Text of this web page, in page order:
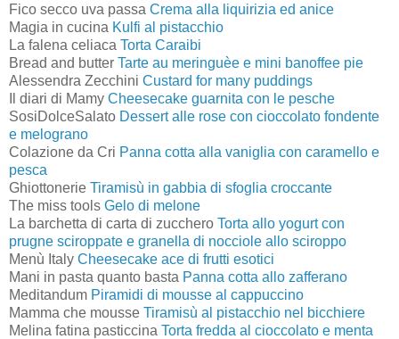
Fico secco uva passa Crema alla liquirizia ed anice
Magia in cucina Kulfi al pistacchio
La falena celiaca Torta Caraibi
Bread and butter Tarte au meringuèe e mini banoffee pie
Alessendra Zecchini Custard for many puddings
Il diari di Mamy Cheesecake guarnita con le pesche
SosiDolceSalato Dessert alle rose con cioccolato fondente
e melograno
Colazione da Cri Panna cotta alla vaniglia con caramello e
pesca
Ghiottonerie Tiramisù in gabbia di sfoglia croccante
The miss tools Gelo di melone
La barchetta di carta di zucchero Torta allo yogurt con
prugne sciroppate e granella di nocciole allo sciroppo
Menù Italy Cheesecake ace di frutti esotici
Mani in pasta quanto basta Panna cotta allo zafferano
Meditandum Piramidi di mousse al cappuccino
Mamma che mousse Tiramisù al pistacchio nel bicchiere
Melina fatina pasticcina Torta fredda al cioccolato e menta